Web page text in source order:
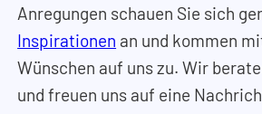
Anregungen schauen Sie sich
Inspirationen an und kommen
Wünschen auf uns zu. Wir
und freuen uns auf eine